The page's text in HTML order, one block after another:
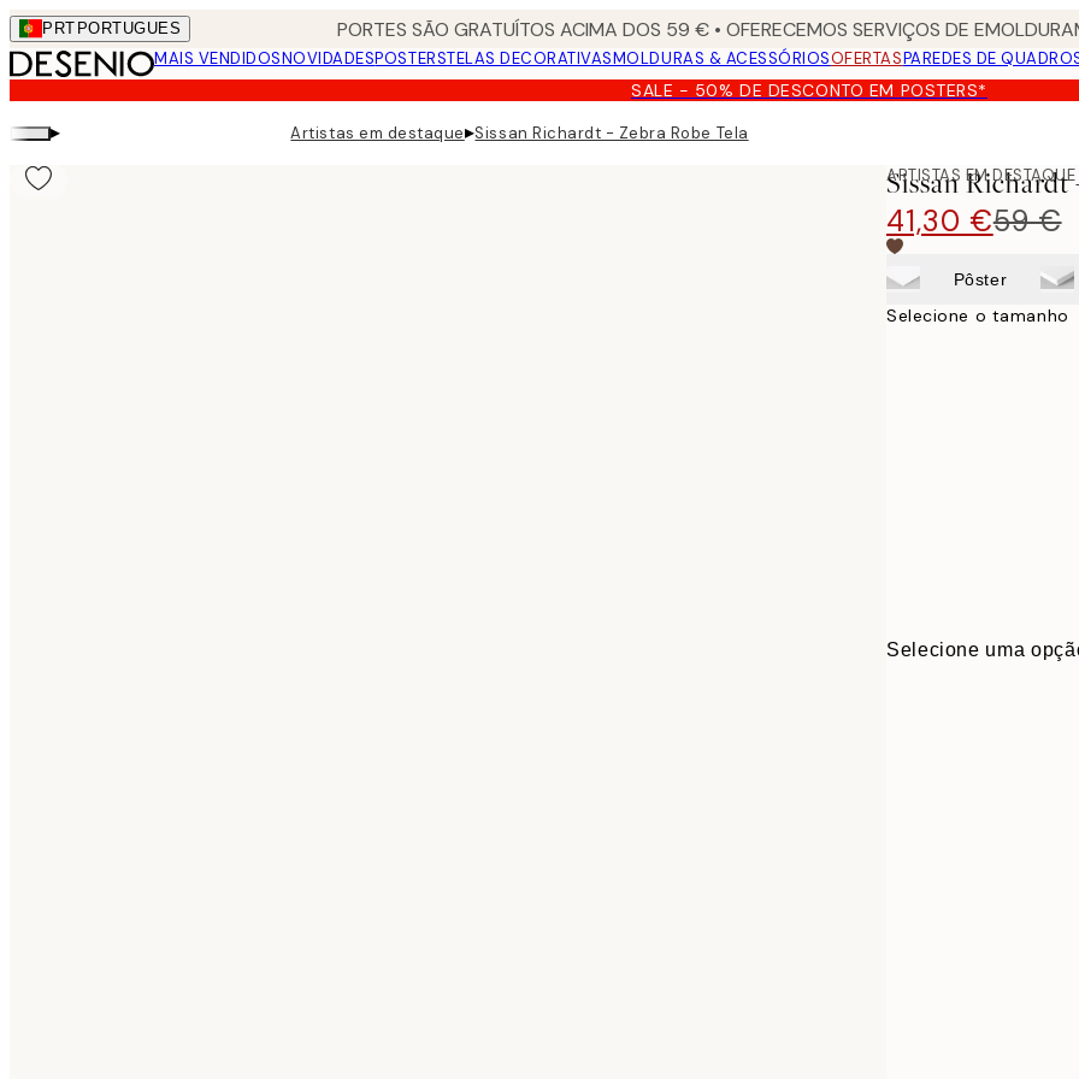
Skip
to
main
content.
PRT PORTUGUES PORTES SÃO GRATUÍTOS ACIMA DOS 59 € • OFERECEMOS SERVIÇOS DE
MAIS VENDIDOSNOVIDADESPOSTERSTELAS DECORATIVASMOLDURAS & ACESSÓRIOSOFERTASPAREDES DE
SALE - 50% DE DESCONTO EM POSTERS*
▸ Artistas em destaque▸Sissan Richardt - Zebra Robe Tela
ARTISTAS EM DESTAQUE
Sissan Richardt
41,30 €59 €
Pôster
Selecione o tamanho
Selecione uma